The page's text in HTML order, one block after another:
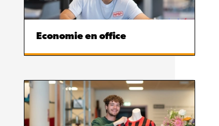
Economie en office